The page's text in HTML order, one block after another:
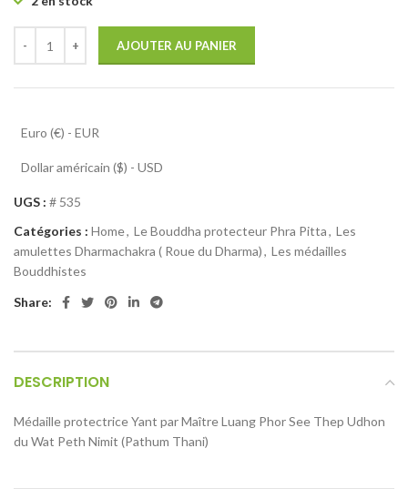
AJOUTER AU PANIER
Euro (€) - EUR
Dollar américain ($) - USD
UGS : # 535
Catégories : Home, Le Bouddha protecteur Phra Pitta, Les
amulettes Dharmachakra ( Roue du Dharma), Les médailles
Bouddhistes
Share:
DESCRIPTION
Médaille protectrice Yant par Maître Luang Phor See Thep Udhon
du Wat Peth Nimit (Pathum Thani)